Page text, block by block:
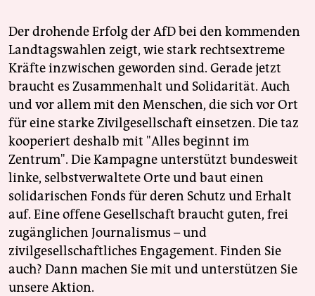
Der drohende Erfolg der AfD bei den kommenden
Landtagswahlen zeigt, wie stark rechtsextreme
Kräfte inzwischen geworden sind. Gerade jetzt
braucht es Zusammenhalt und Solidarität. Auch
und vor allem mit den Menschen, die sich vor Ort
für eine starke Zivilgesellschaft einsetzen. Die taz
kooperiert deshalb mit "Alles beginnt im
Zentrum". Die Kampagne unterstützt bundesweit
linke, selbstverwaltete Orte und baut einen
solidarischen Fonds für deren Schutz und Erhalt
auf. Eine offene Gesellschaft braucht guten, frei
zugänglichen Journalismus – und
zivilgesellschaftliches Engagement. Finden Sie
auch? Dann machen Sie mit und unterstützen Sie
unsere Aktion.